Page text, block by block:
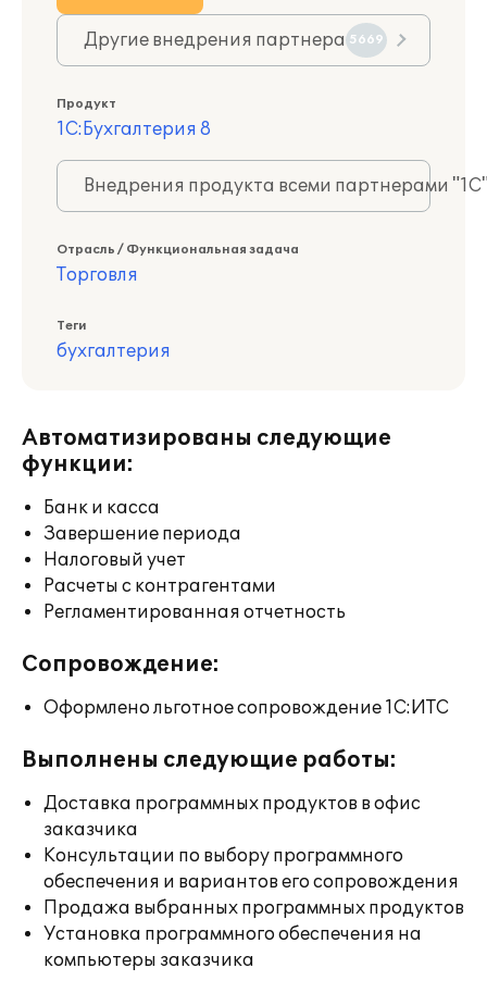
Другие внедрения партнера 5669
Продукт
1С:Бухгалтерия 8
Внедрения продукта всеми партнерами
Отрасль / Функциональная задача
Торговля
Теги
бухгалтерия
Автоматизированы следующие
функции:
Банк и касса
Завершение периода
Налоговый учет
Расчеты с контрагентами
Регламентированная отчетность
Сопровождение:
Оформлено льготное сопровождение 1С:ИТС
Выполнены следующие работы:
Доставка программных продуктов в офис
заказчика
Консультации по выбору программного
обеспечения и вариантов его сопровождения
Продажа выбранных программных продуктов
Установка программного обеспечения на
компьютеры заказчика